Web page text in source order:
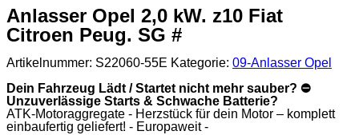
kW.
z10
Fiat
Citroen
Peug.
SG
#
Menge
Anlasser Opel 2,0 kW. z10 Fiat
Citroen Peug. SG #
Artikelnummer: S22060-55E Kategorie: 09-Anlasser Opel
Dein Fahrzeug Lädt / Startet nicht mehr sauber? ⛔
Unzuverlässige Starts & Schwache Batterie?
ATK-Motoraggregate - Herzstück für dein Motor – komplett
einbaufertig geliefert! - Europaweit -